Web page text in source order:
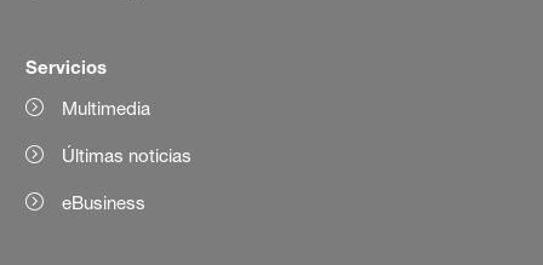
Servicios
Multimedia
Últimas noticias
eBusiness